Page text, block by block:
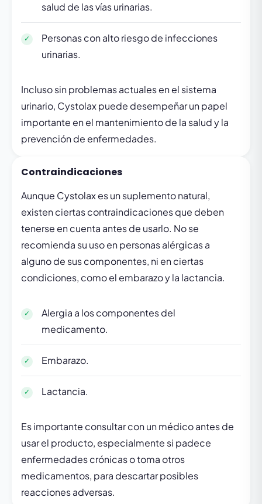
salud de las vías urinarias.
Personas con alto riesgo de infecciones
urinarias.
Incluso sin problemas actuales en el sistema
urinario, Cystolax puede desempeñar un papel
importante en el mantenimiento de la salud y la
prevención de enfermedades.
Contraindicaciones
Aunque Cystolax es un suplemento natural,
existen ciertas contraindicaciones que deben
tenerse en cuenta antes de usarlo. No se
recomienda su uso en personas alérgicas a
alguno de sus componentes, ni en ciertas
condiciones, como el embarazo y la lactancia.
Alergia a los componentes del
medicamento.
Embarazo.
Lactancia.
Es importante consultar con un médico antes de
usar el producto, especialmente si padece
enfermedades crónicas o toma otros
medicamentos, para descartar posibles
reacciones adversas.